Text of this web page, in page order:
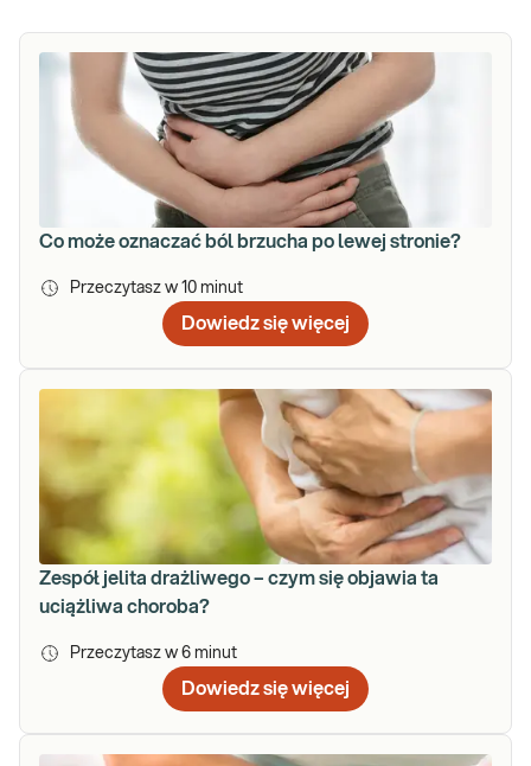
Co może oznaczać ból brzucha po lewej stronie?
Przeczytasz w 10 minut
Dowiedz się więcej
Zespół jelita drażliwego – czym się objawia ta
uciążliwa choroba?
Przeczytasz w 6 minut
Dowiedz się więcej